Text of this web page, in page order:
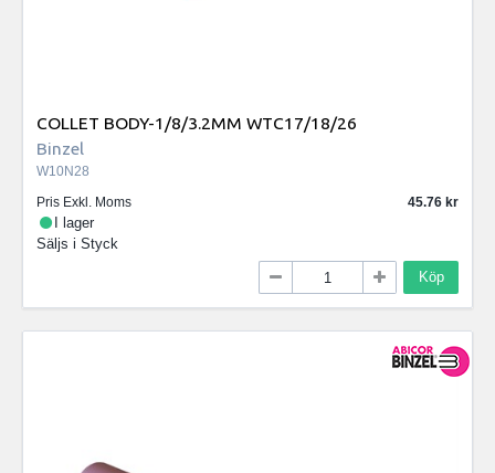
COLLET BODY-1/8/3.2MM WTC17/18/26
Binzel
W10N28
Pris Exkl. Moms
45.76
I lager
Säljs i Styck
Köp